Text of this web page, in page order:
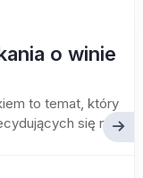
o winie
to temat, który
się na...